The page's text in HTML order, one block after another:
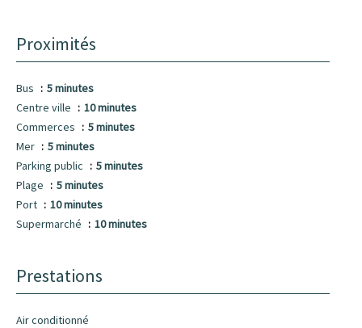
Proximités
Bus
5 minutes
Centre ville
10 minutes
Commerces
5 minutes
Mer
5 minutes
Parking public
5 minutes
Plage
5 minutes
Port
10 minutes
Supermarché
10 minutes
Prestations
Air conditionné